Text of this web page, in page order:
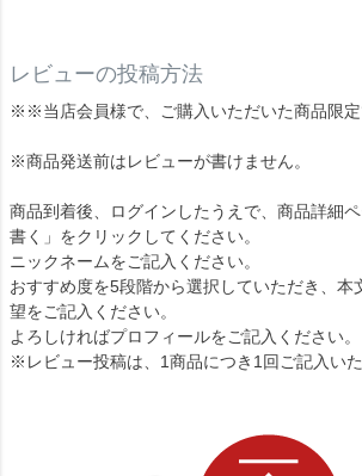
レビューの投稿方法
※※当店会員様で、ご購入いただいた商品限
※商品発送前はレビューが書けません。
商品到着後、ログインしたうえで、商品詳細
書く」をクリックしてください。
ニックネームをご記入ください。
おすすめ度を5段階から選択していただき、本
望をご記入ください。
よろしければプロフィールをご記入ください。
※レビュー投稿は、1商品につき1回ご記入いた